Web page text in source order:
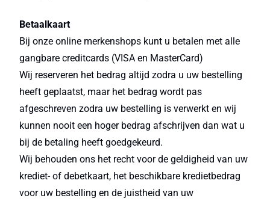
Betaalkaart
Bij onze online merkenshops kunt u betalen met alle
gangbare creditcards (VISA en MasterCard)
Wij reserveren het bedrag altijd zodra u uw bestelling
heeft geplaatst, maar het bedrag wordt pas
afgeschreven zodra uw bestelling is verwerkt en wij
kunnen nooit een hoger bedrag afschrijven dan wat u
bij de betaling heeft goedgekeurd.
Wij behouden ons het recht voor de geldigheid van uw
krediet- of debetkaart, het beschikbare kredietbedrag
voor uw bestelling en de juistheid van uw